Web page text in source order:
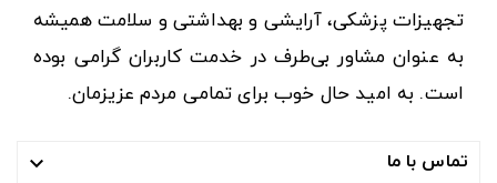
تجهیزات پزشکی، آرایشی و بهداشتی و سلامت همیشه
به عنوان مشاور بی‌طرف در خدمت کاربران گرامی بوده
است. به امید حال خوب برای تمامی مردم عزیزمان.
تماس با ما 